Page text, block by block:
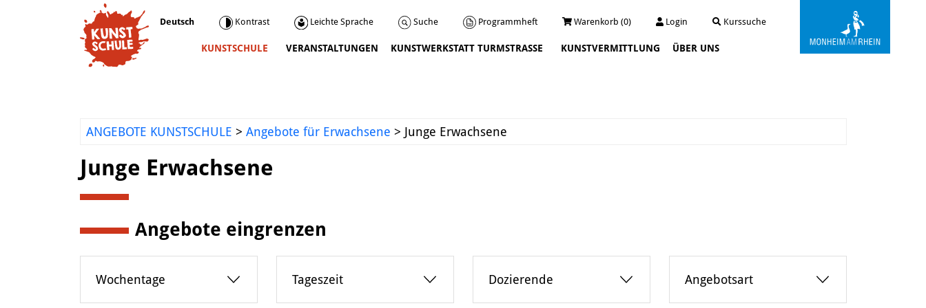
Deutsch Kontrast Leichte Sprache Suche Programmheft Warenkorb (0) Login Kurssuche
KUNSTSCHULE VERANSTALTUNGEN KUNSTWERKSTATT TURMSTRASSE KUNSTVERMITTLUNG ÜBER UNS
Kooperationen
Was wir sonst so machen
Leitbild und Chronik
ANGEBOTE KUNSTSCHULE > Angebote für Erwachsene > Junge Erwachsene
Junge Erwachsene
Angebote eingrenzen
Wochentage Tageszeit Dozierende Angebotsart